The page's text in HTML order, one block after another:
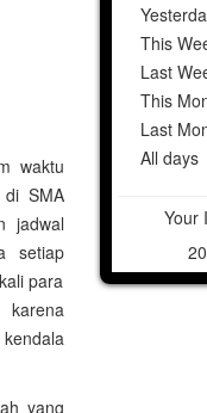
waktu
SMA
jadwal
setiap
para
yang
This
Last
This
Last
All days
Your